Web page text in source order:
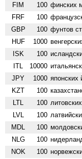
FIM 100 финских
FRF 100
GBP 100 фунтов
HUF 1000
ISK 100
ITL 10000
JPY 1000 японских
KZT 100
LTL 100
LVL 100
MDL 100
NLG 100
NOK 100